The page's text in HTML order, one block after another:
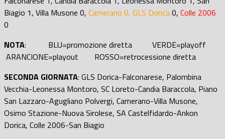
Biagio 1, Villa Musone 0, Camerano 0, GLS Dorica0, Colle 2006
0
NOTA: BLU=promozione diretta VERDE=playoff
ARANCIONE=playout ROSSO=retrocessione diretta
SECONDA GIORNATA: GLS Dorica-Falconarese, Palombina
Vecchia-Leonessa Montoro, SC Loreto-Candia Baraccola, Piano
San Lazzaro-Agugliano Polvergi, Camerano-Villa Musone,
Osimo Stazione-Nuova Sirolese, SA Castelfidardo-Ankon
Dorica, Colle 2006-San Biagio